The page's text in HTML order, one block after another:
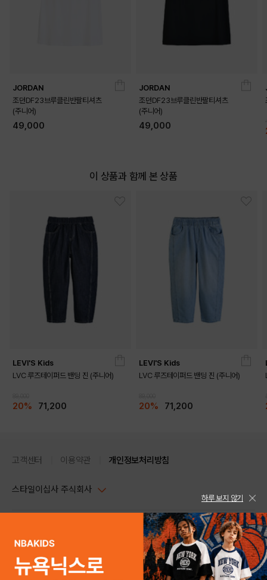
JORDAN
조던DF23브루클린반팔티셔츠
(주니어)
49,000
JORDAN
조던DF23브루클린반팔티셔츠
(주니어)
49,000
이 상품과 함께 본 상품
LEVI'S Kids
LVC 루즈테이퍼드 밴딩 진 (주니어)
20% 71,200
LEVI'S Kids
LVC 루즈테이퍼드 밴딩 진 (주니어)
20% 71,200
고객센터 이용약관 개인정보처리방침
스타일이십사 주식회사
주소 : 서울시 강남구 논현로 633, 6층 (논현동, 한세엠케이빌딩)
사업자등록번호 : 116-81-32499
통신판매업신고번호 : 제 2024-서울강남-04239
스타일24 고객센터 1544-5336
평일 09:00~ 18:00 (토/일/공휴일 휴무)
help Email : help@style24.com
하루 보지 않기